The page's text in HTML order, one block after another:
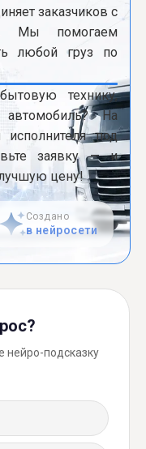
заказчиков с
Мы помогаем
любой груз по
технику,
На
под
заявку — и
цену!
Создано
в нейросети
нейро-подсказку